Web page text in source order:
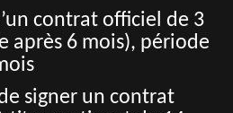
contrat officiel de 3
après 6 mois), période
signer un contrat